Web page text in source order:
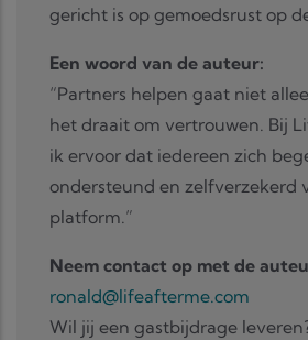
gericht is op gemoedsrust op
Een woord van de auteur:
“Partners helpen gaat niet
het draait om vertrouwen. Bij
ik ervoor dat iedereen zich
ondersteund en zelfverzekerd
platform.”
Neem contact op met de
ronald@lifeafterme.com
Wil jij een gastbijdrage